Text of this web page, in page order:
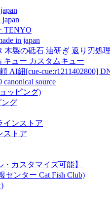
TENYO
in japan
木製の砥石 油研ぎ 返り刃処理
キュー カスタムキュー
AI紐[cue-cue:r1211402800]
source
ッピング)
ング
インストア
ストア
カスタマイズ可能】
センター Cat Fish Club)